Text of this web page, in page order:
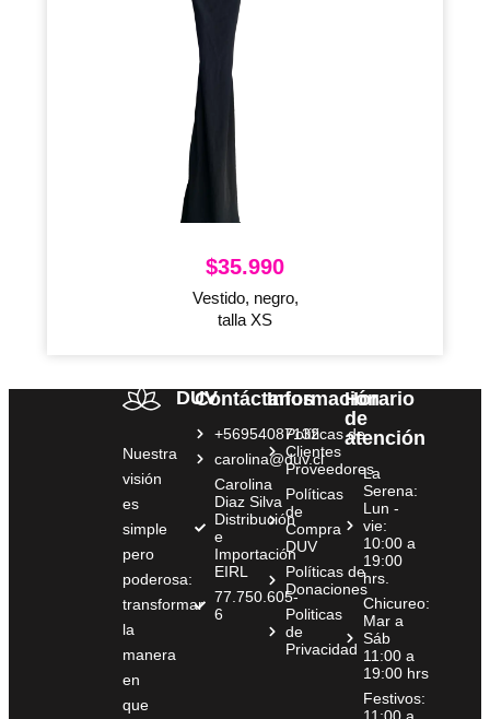
$35.990
Vestido, negro,
talla XS
DUV
Nuestra
visión
es
simple
pero
poderosa:
transformar
la
manera
en
que
Contáctanos
+56954087132
carolina@duv.cl
Carolina
Diaz Silva
Distribución
e
Importación
EIRL
77.750.605-
6
Información
Políticas de
Clientes
Proveedores
Políticas
de
Compra
DUV
Políticas de
Donaciones
Politicas
de
Privacidad
Horario
de
atención
La
Serena:
Lun -
vie:
10:00 a
19:00
hrs.
Chicureo:
Mar a
Sáb
11:00 a
19:00 hrs
Festivos: